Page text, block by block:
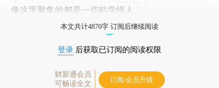
像这里聚集的都是一些科学怪人。
本文共计4870字 订阅后继续阅读
登录 后获取已订阅的阅读权限
财新通会员
可畅读全文
订阅/会员升级